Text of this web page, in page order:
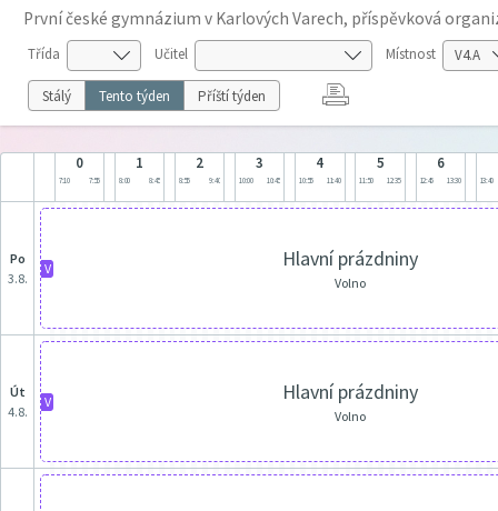
První české gymnázium v Karlových Varech, příspěvková
Třída Učitel Místnost
Stálý Tento týden Příští týden
0
7:10 7:55
1
8:00 8:45
2
8:55 9:40
3
10:00 10:45
4
10:55 11:40
5
11:50 12:35
6
12:45 13:30 13:40
po
3.8.
V Hlavní prázdniny
Volno
út
4.8.
V Hlavní prázdniny
Volno